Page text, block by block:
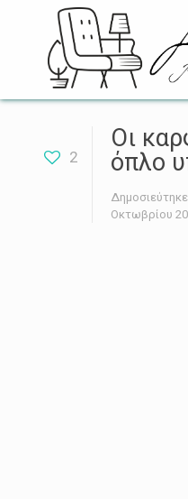
2
Οι
όπλο
Οκτωβρίου